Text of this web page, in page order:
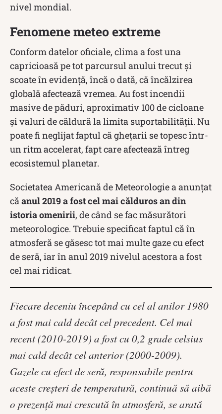
nivel mondial.
Fenomene meteo extreme
Conform datelor oficiale, clima a fost una
capricioasă pe tot parcursul anului trecut și
scoate în evidență, încă o dată, că încălzirea
globală afectează vremea. Au fost incendii
masive de păduri, aproximativ 100 de cicloane
și valuri de căldură la limita suportabilității. Nu
poate fi neglijat faptul că ghețarii se topesc într-
un ritm accelerat, fapt care afectează întreg
ecosistemul planetar.
Societatea Americană de Meteorologie a anunțat
că anul 2019 a fost cel mai călduros an din
istoria omenirii, de când se fac măsurători
meteorologice. Trebuie specificat faptul că în
atmosferă se găsesc tot mai multe gaze cu efect
de seră, iar în anul 2019 nivelul acestora a fost
cel mai ridicat.
Fiecare deceniu începând cu cel al anilor 1980
a fost mai cald decât cel precedent. Cel mai
recent (2010-2019) a fost cu 0,2 grade celsius
mai cald decât cel anterior (2000-2009).
Gazele cu efect de seră, responsabile pentru
aceste creșteri de temperatură, continuă să aibă
o prezență mai crescută în atmosferă, se arată